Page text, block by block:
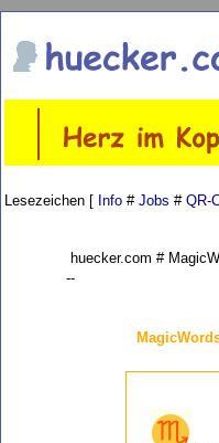
Lesezeichen [ Info # Jobs # QR-
huecker.com #
--